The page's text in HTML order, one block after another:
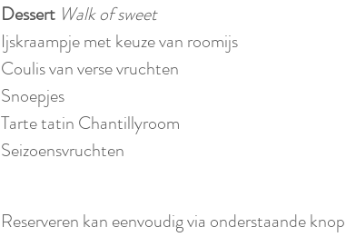
Dessert Walk of sweet
Ijskraampje met keuze van roomijs
Coulis van verse vruchten
Snoepjes
Tarte tatin Chantillyroom
Seizoensvruchten
Reserveren kan eenvoudig via onderstaande